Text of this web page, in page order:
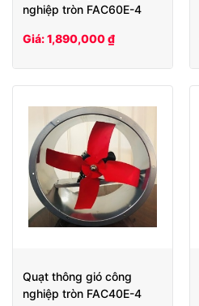
nghiệp tròn FAC60E-4
Giá: 1,890,000 ₫
Quạt thông gió công
nghiệp tròn FAC40E-4